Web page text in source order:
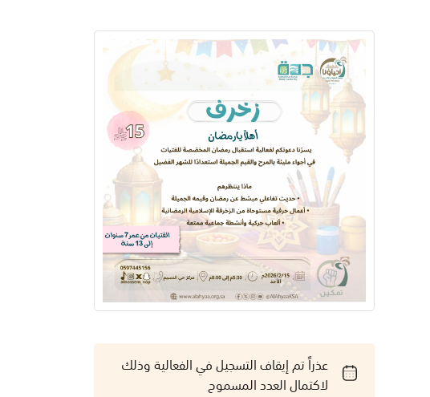
عذراً تم إيقاف التسجيل في الفعالية وذلك
لاكتمال العدد المسموح